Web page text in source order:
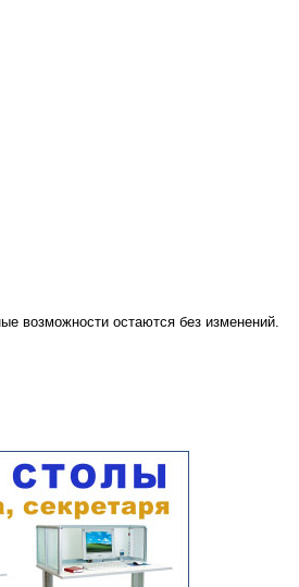
возможности остаются без изменений.